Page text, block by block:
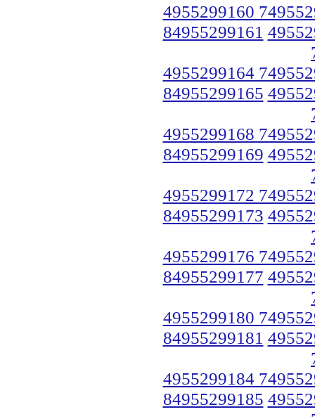
4955299160
84955299161
4955299164
84955299165
4955299168
84955299169
4955299172
84955299173
4955299176
84955299177
4955299180
84955299181
4955299184
84955299185